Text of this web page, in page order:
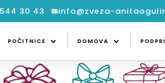
30 43  info@zveza-
POČITNICE DOMOVA PODPRI
DOMOVA